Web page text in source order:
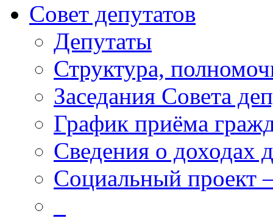
Совет депутатов
Депутаты
Структура,
Заседания Совета
График приёма
Сведения о доходах
Социальный проект